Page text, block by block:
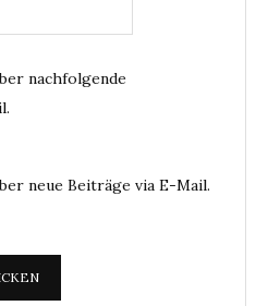
nachfolgende
neue Beiträge via E-Mail.